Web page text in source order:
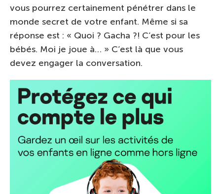
vous pourrez certainement pénétrer dans le
monde secret de votre enfant. Même si sa
réponse est : « Quoi ? Gacha ?! C’est pour les
bébés. Moi je joue à… » C’est là que vous
devez engager la conversation.